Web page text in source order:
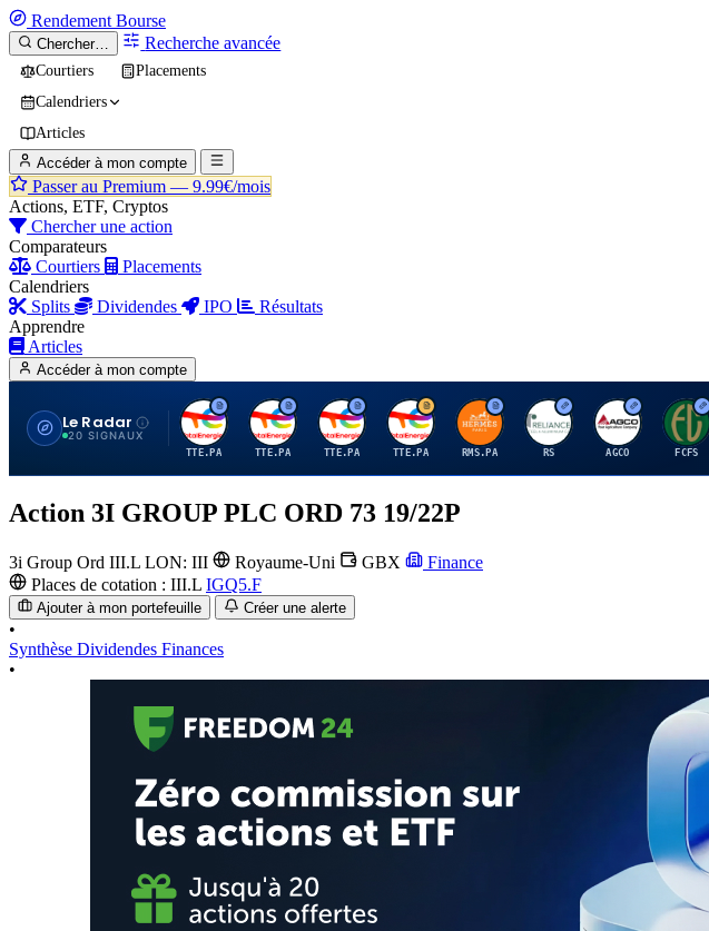
Rendement Bourse
Chercher… Recherche avancée
Courtiers
Placements
Calendriers
Articles
Accéder à mon compte
Passer au Premium — 9.99€/mois
Actions, ETF, Cryptos
Chercher une action
Comparateurs
Courtiers
Placements
Calendriers
Splits
Dividendes IPO
Résultats
Apprendre
Articles
Accéder à mon compte
Le Radar
20 SIGNAUX
T
TTE.PA
T
TTE.PA
T
TTE.PA
T
TTE.PA
H
RMS.PA
R
RS
A
AGCO
F
FCFS
Action 3I GROUP PLC ORD 73 19/22P
3i Group Ord III.L LON: III Royaume-Uni GBX
Finance
Places de cotation : III.L IGQ5.F
Ajouter à mon portefeuille Créer une alerte
•
Synthèse Dividendes Finances
•